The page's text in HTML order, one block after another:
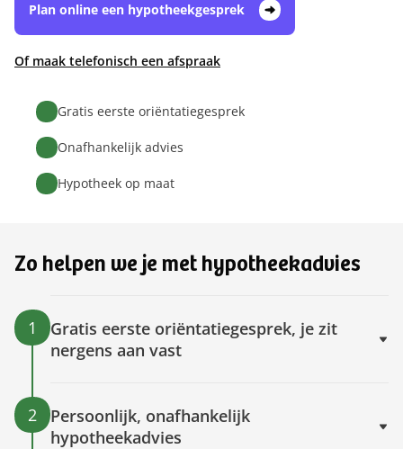
Plan online een hypotheekgesprek
Of maak telefonisch een afspraak
Gratis eerste oriëntatiegesprek
Onafhankelijk advies
Hypotheek op maat
Zo helpen we je met hypotheekadvies
1
Gratis eerste oriëntatiegesprek, je zit
nergens aan vast
2
Persoonlijk, onafhankelijk
hypotheekadvies